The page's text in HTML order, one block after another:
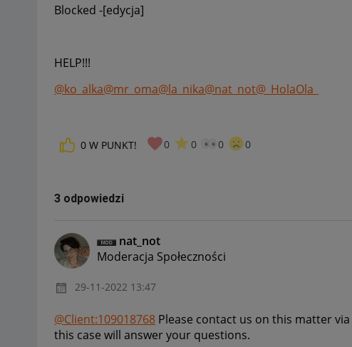
Blocked -[edycja]
HELP!!!
@ko_alka@mr_oma@la_nika@nat_not@_HolaOla_
0 W PUNKT! 0 0 0 0
3 odpowiedzi
nat_not
Moderacja Społeczności
‎29-11-2022 13:47
@Client:109018768 Please contact us on this matter via
this case will answer your questions.